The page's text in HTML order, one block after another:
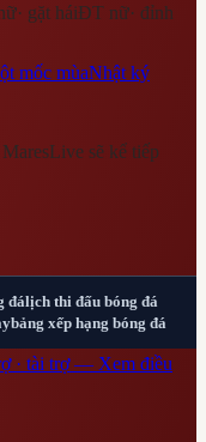
· gặt háiĐT nữ· đỉnh
mốc mùaNhật ký
sẽ kể tiếp
đálịch thi đấu bóng đá
bảng xếp hạng bóng đá
· tài trợ — Xem điều